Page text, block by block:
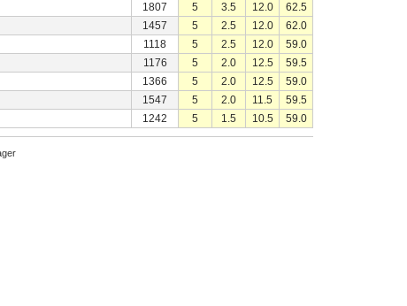
1807 5 3.5 12.0
62.5
1457 5 2.5 12.0
62.0
1118 5 2.5 12.0
59.0
1176 5 2.0 12.5
59.5
1366 5 2.0 12.5
59.0
1547 5 2.0 11.5
59.5
1242 5 1.5 10.5 59.0